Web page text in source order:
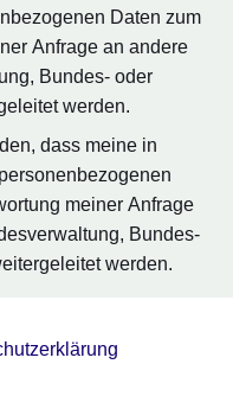
Daten zum
Anfrage an andere
Bundes- oder
werden.
dass meine in
meiner Anfrage
Bundes-
werden.
in einem neuen Fenster